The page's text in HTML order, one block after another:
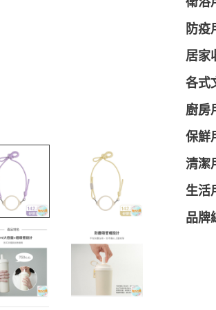
衛浴
防疫
居家
各式
廚房
保鮮
清潔
生活
品牌